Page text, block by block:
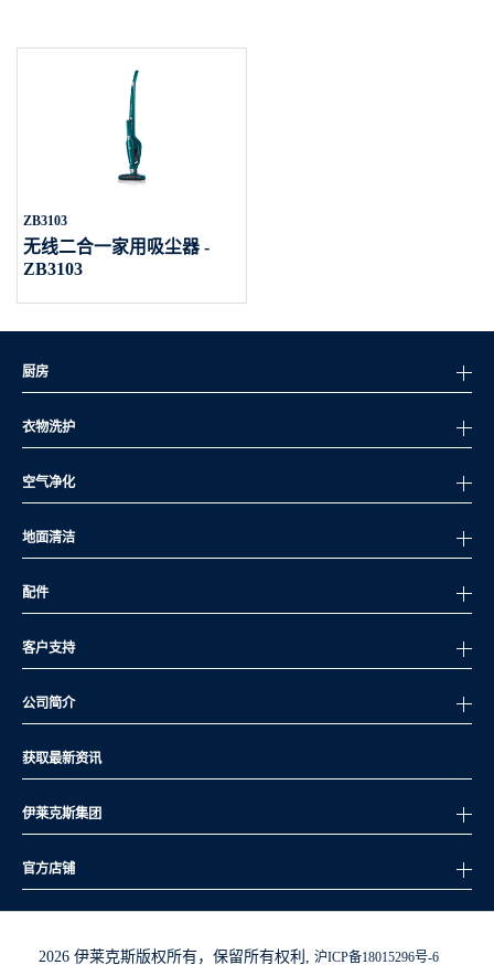
ZB3103
无线二合一家用吸尘器 -
ZB3103
厨房
衣物洗护
空气净化
地面清洁
配件
客户支持
公司简介
获取最新资讯
伊莱克斯集团
官方店铺
2026 伊莱克斯版权所有，保留所有权利, 沪ICP备18015296号-6